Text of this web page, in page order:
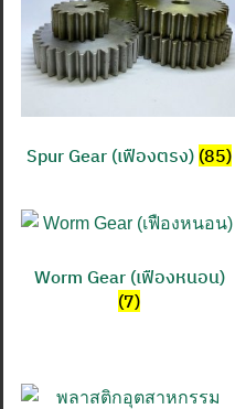
Spur Gear (เฟืองตรง) (85)
Worm Gear (เฟืองหนอน)
(7)